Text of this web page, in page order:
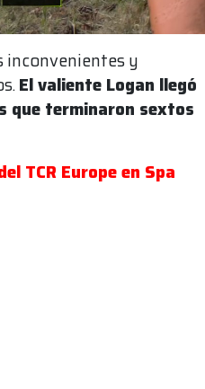
inconvenientes y
El valiente Logan llegó
que terminaron sextos
TCR Europe en Spa